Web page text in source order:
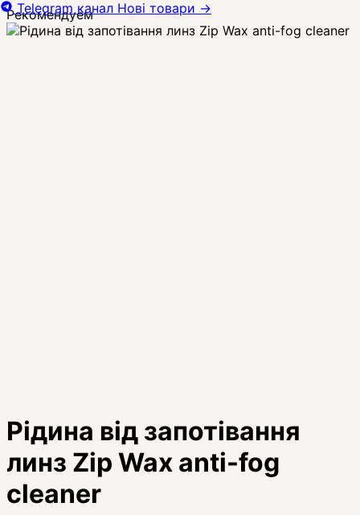
Рекомендуем
Рідина від запотівання
линз Zip Wax anti-fog
cleaner
Telegram канал Нові товари →